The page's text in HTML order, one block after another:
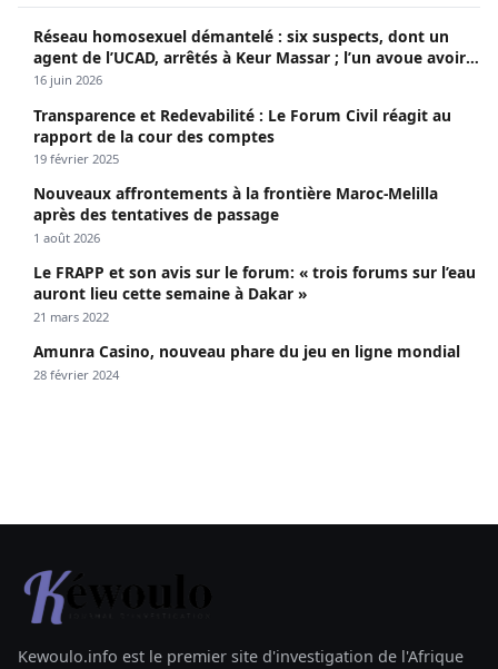
Réseau homosexuel démantelé : six suspects, dont un
agent de l’UCAD, arrêtés à Keur Massar ; l’un avoue avoir
propagé le VIH depuis 2018
16 juin 2026
Transparence et Redevabilité : Le Forum Civil réagit au
rapport de la cour des comptes
19 février 2025
Nouveaux affrontements à la frontière Maroc-Melilla
après des tentatives de passage
1 août 2026
Le FRAPP et son avis sur le forum: « trois forums sur l’eau
auront lieu cette semaine à Dakar »
21 mars 2022
Amunra Casino, nouveau phare du jeu en ligne mondial
28 février 2024
Kewoulo.info est le premier site d'investigation de l'Afrique